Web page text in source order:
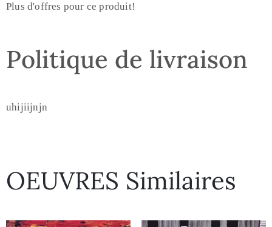
Plus d'offres pour ce produit!
Politique de livraison
uhijiijnjn
OEUVRES Similaires